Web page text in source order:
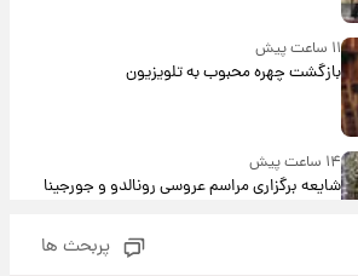
۱۱ ساعت پیش
بازگشت چهره محبوب به تلویزیون
۱۴ ساعت پیش
شایعه برگزاری مراسم عروسی رونالدو و جورجینا
پربحث ها